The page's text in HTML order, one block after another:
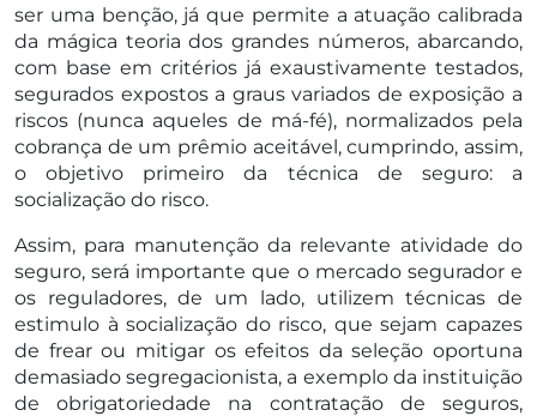
ser uma benção, já que permite a atuação calibrada
da mágica teoria dos grandes números, abarcando,
com base em critérios já exaustivamente testados,
segurados expostos a graus variados de exposição a
riscos (nunca aqueles de má-fé), normalizados pela
cobrança de um prêmio aceitável, cumprindo, assim,
o objetivo primeiro da técnica de seguro: a
socialização do risco.
Assim, para manutenção da relevante atividade do
seguro, será importante que o mercado segurador e
os reguladores, de um lado, utilizem técnicas de
estimulo à socialização do risco, que sejam capazes
de frear ou mitigar os efeitos da seleção oportuna
demasiado segregacionista, a exemplo da instituição
de obrigatoriedade na contratação de seguros,